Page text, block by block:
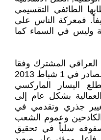
الطائفي التقسيمي
فمعركة الناس على
وليس في السماء كما
المشترك وفقا
الى ما ورد في بيانها التأسيسي الصادر في 1 شباط 2013
اليسار الماركسي
بشكل عام إلى
جذري وتقدمي في
وعموم الشعب
سلباً في تحقيق